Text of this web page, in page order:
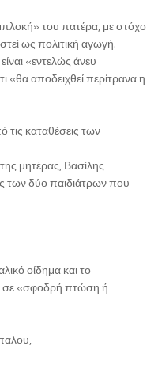
του πατέρα, με στόχο
ως πολιτική αγωγή.
«εντελώς άνευ
«θα αποδειχθεί περίτρανα η
καταθέσεις των
μητέρας, Βασίλης
των δύο παιδιάτρων που
οίδημα και το
σε «σφοδρή πτώση ή